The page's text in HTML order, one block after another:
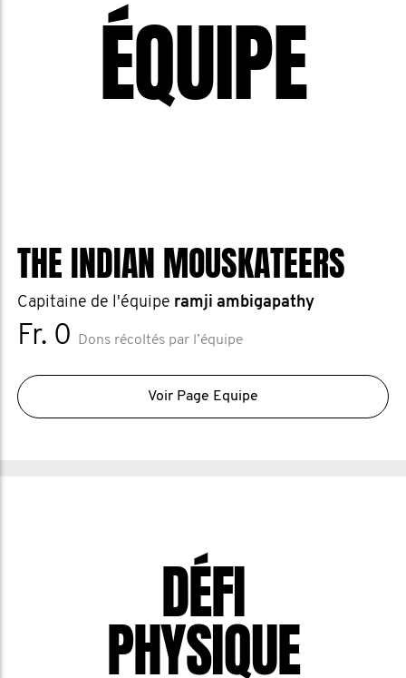
ÉQUIPE
THE INDIAN MOUSKATEERS
Capitaine de l'équipe ramji ambigapathy
Fr. 0 Dons récoltés par l’équipe
Voir Page Equipe
DÉFI
PHYSIQUE